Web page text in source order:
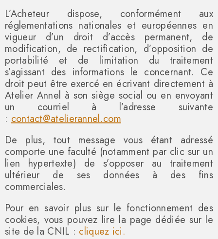
L’Acheteur dispose, conformément aux
réglementations nationales et européennes en
vigueur d’un droit d’accès permanent, de
modification, de rectification, d’opposition de
portabilité et de limitation du traitement
s’agissant des informations le concernant. Ce
droit peut être exercé en écrivant directement à
Atelier Annel à son siège social ou en envoyant
un courriel à l’adresse suivante
:contact@atelierannel.com
De plus, tout message vous étant adressé
comporte une faculté (notamment par clic sur un
lien hypertexte) de s’opposer au traitement
ultérieur de ses données à des fins
commerciales.
Pour en savoir plus sur le fonctionnement des
cookies, vous pouvez lire la page dédiée sur le
site de la CNIL : cliquez ici.